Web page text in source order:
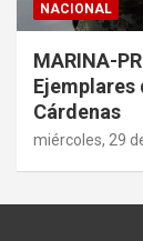
NACIONAL
MARINA-
Ejemplares
Cárdenas
miércoles, 29